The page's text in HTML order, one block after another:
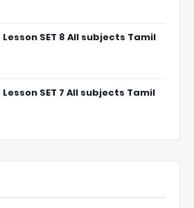
Lesson SET 8 All subjects Tamil
Lesson SET 7 All subjects Tamil